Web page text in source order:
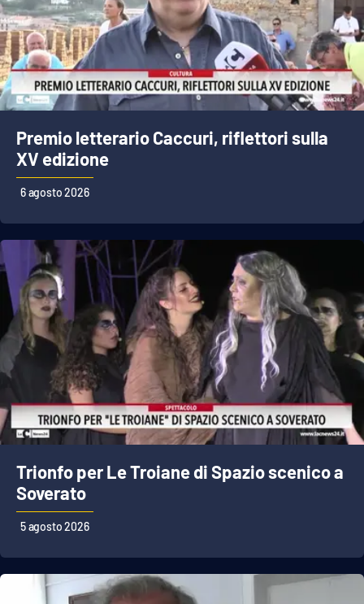
Destinazioni
Eventi
Food
Storie
LAC
Lacplay.it
Lactv.it
Laconair.it
Lacitymag.it
Lacapitalenews.it
Cosenzachannel.it
Ilvibonese.it
Catanzarochannel.it
Premio letterario Caccuri, riflettori sulla
XV edizione
6 agosto 2026
Trionfo per Le Troiane di Spazio scenico a
Soverato
5 agosto 2026